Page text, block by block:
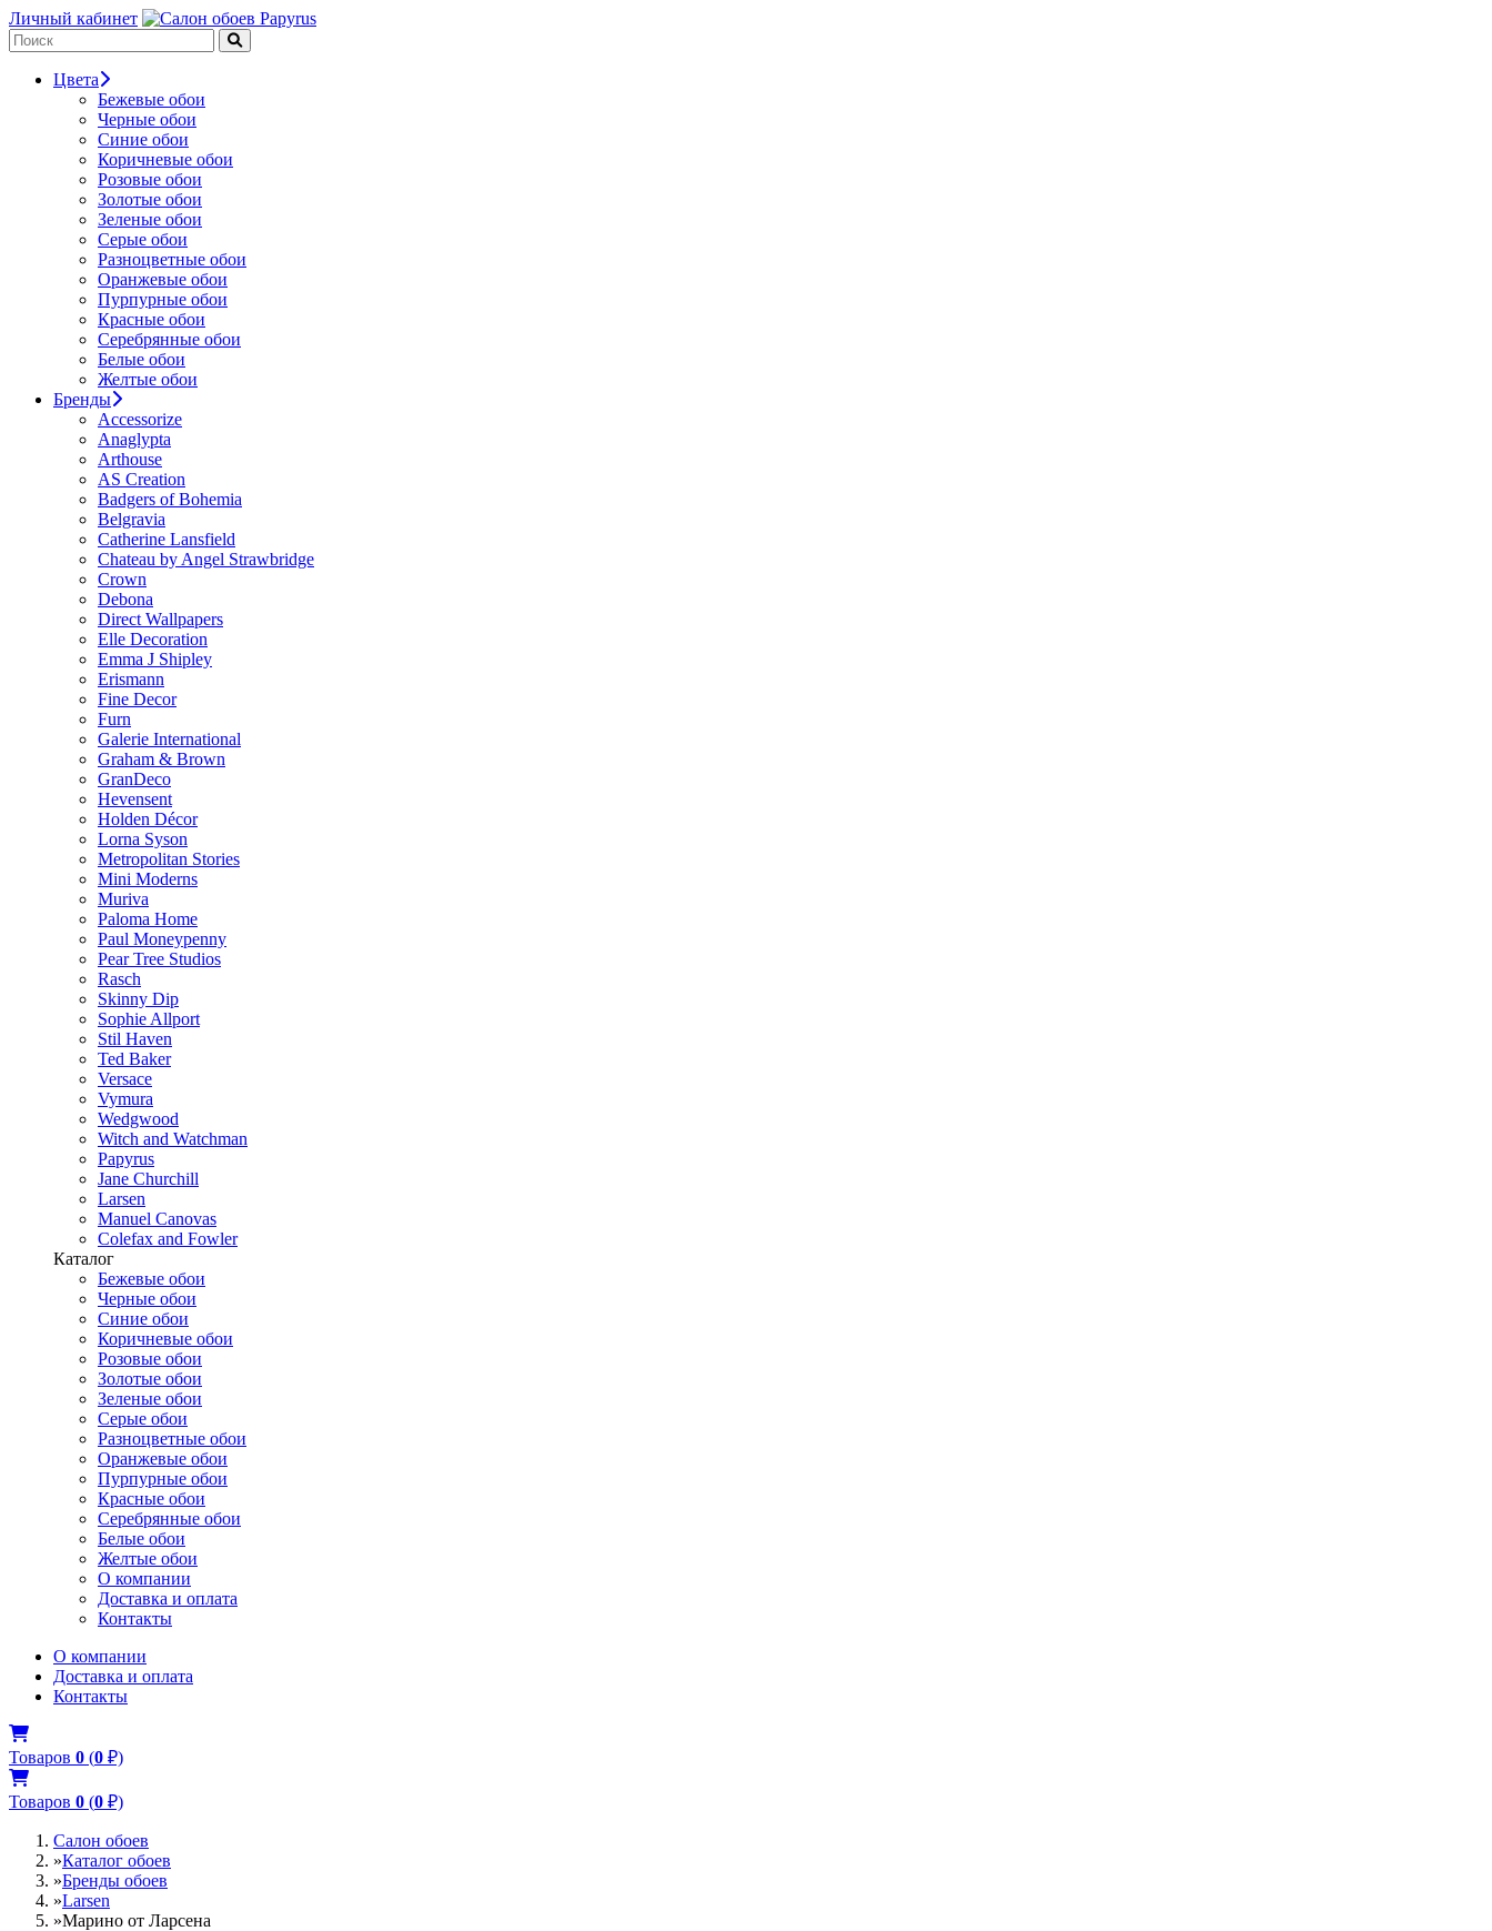
Личный кабинет
Цвета
Бежевые обои
Черные обои
Синие обои
Коричневые обои
Розовые обои
Золотые обои
Зеленые обои
Серые обои
Разноцветные обои
Оранжевые обои
Пурпурные обои
Красные обои
Серебрянные обои
Белые обои
Желтые обои
Бренды
Accessorize
Anaglypta
Arthouse
AS Creation
Badgers of Bohemia
Belgravia
Catherine Lansfield
Chateau by Angel Strawbridge
Crown
Debona
Direct Wallpapers
Elle Decoration
Emma J Shipley
Erismann
Fine Decor
Furn
Galerie International
Graham & Brown
GranDeco
Hevensent
Holden Décor
Lorna Syson
Metropolitan Stories
Mini Moderns
Muriva
Paloma Home
Paul Moneypenny
Pear Tree Studios
Rasch
Skinny Dip
Sophie Allport
Stil Haven
Ted Baker
Versace
Vymura
Wedgwood
Witch and Watchman
Papyrus
Jane Churchill
Larsen
Manuel Canovas
Colefax and Fowler
Каталог
Бежевые обои
Черные обои
Синие обои
Коричневые обои
Розовые обои
Золотые обои
Зеленые обои
Серые обои
Разноцветные обои
Оранжевые обои
Пурпурные обои
Красные обои
Серебрянные обои
Белые обои
Желтые обои
О компании
Доставка и оплата
Контакты
О компании
Доставка и оплата
Контакты
Товаров 0 (0 ₽)
Товаров 0 (0 ₽)
Салон обоев
»Каталог обоев
»Бренды обоев
»Larsen
»Марино от Ларсена